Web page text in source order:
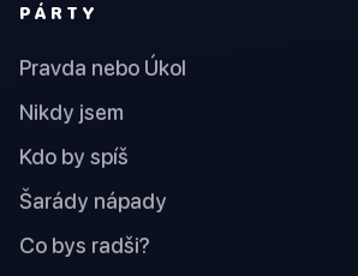
PÁRTY
Pravda nebo Úkol
Nikdy jsem
Kdo by spíš
Šarády nápady
Co bys radši?